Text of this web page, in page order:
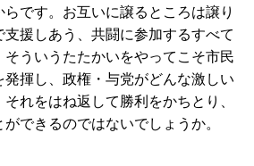
です。お互いに譲るところは譲り
援しあう、共闘に参加するすべて
ういうたたかいをやってこそ市民
発揮し、政権・与党がどんな激しい
れをはね返して勝利をかちとり、
できるのではないでしょうか。